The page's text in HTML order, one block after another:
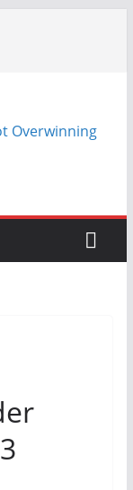
Overwinning